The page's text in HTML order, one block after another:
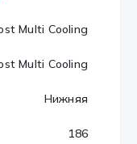
Multi Cooling
Multi Cooling
Нижняя
186